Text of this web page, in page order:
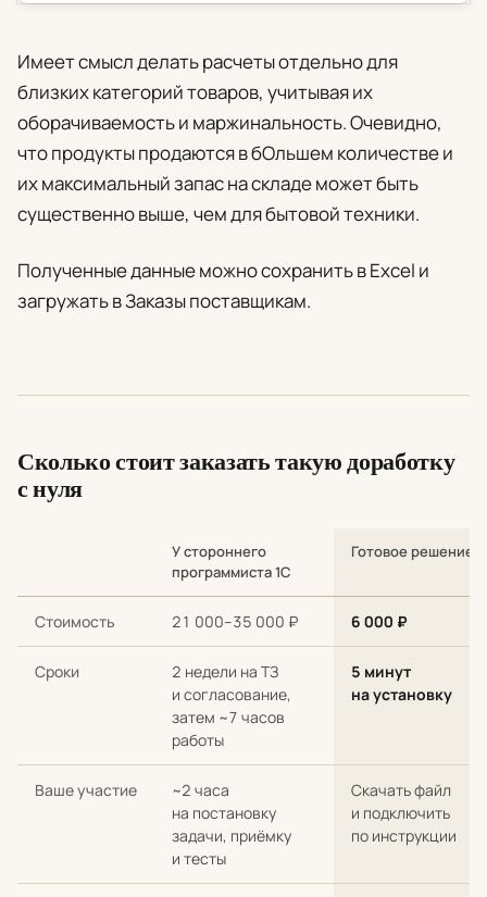
Имеет смысл делать расчеты отдельно для
близких категорий товаров, учитывая их
оборачиваемость и маржинальность. Очевидно,
что продукты продаются в бОльшем количестве и
их максимальный запас на складе может быть
существенно выше, чем для бытовой техники.
Полученные данные можно сохранить в Excel и
загружать в Заказы поставщикам.
Сколько стоит заказать такую доработку
с нуля
У стороннего
программиста 1С
Готовое решение
Стоимость 21 000–35 000 ₽ 6 000 ₽
Сроки
2 недели на ТЗ
и согласование,
затем ~7 часов
работы
5 минут
на установку
Ваше участие
~2 часа
на постановку
задачи, приёмку
и тесты
Скачать файл
и подключить
по инструкции